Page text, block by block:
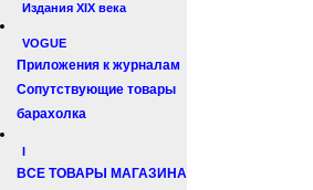
Издания XIX века
VOGUE
Приложения к журналам
Сопутствующие товары
барахолка
I
ВСЕ ТОВАРЫ МАГАЗИНА